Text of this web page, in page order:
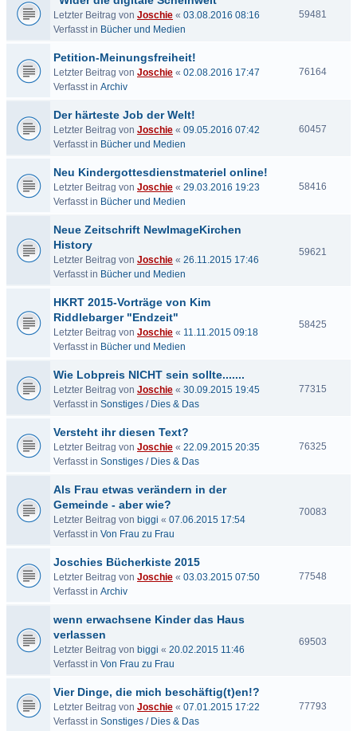
Letzter Beitrag von Joschie « 03.08.2016 08:16
Verfasst in Bücher und Medien
59481
Petition-Meinungsfreiheit!
Letzter Beitrag von Joschie « 02.08.2016 17:47
Verfasst in Archiv
76164
Der härteste Job der Welt!
Letzter Beitrag von Joschie « 09.05.2016 07:42
Verfasst in Bücher und Medien
60457
Neu Kindergottesdienstmateriel online!
Letzter Beitrag von Joschie « 29.03.2016 19:23
Verfasst in Bücher und Medien
58416
Neue Zeitschrift NewImageKirchen
History
Letzter Beitrag von Joschie « 26.11.2015 17:46
Verfasst in Bücher und Medien
59621
HKRT 2015-Vorträge von Kim
Riddlebarger "Endzeit"
Letzter Beitrag von Joschie « 11.11.2015 09:18
Verfasst in Bücher und Medien
58425
Wie Lobpreis NICHT sein sollte.......
Letzter Beitrag von Joschie « 30.09.2015 19:45
Verfasst in Sonstiges / Dies & Das
77315
Versteht ihr diesen Text?
Letzter Beitrag von Joschie « 22.09.2015 20:35
Verfasst in Sonstiges / Dies & Das
76325
Als Frau etwas verändern in der
Gemeinde - aber wie?
Letzter Beitrag von biggi « 07.06.2015 17:54
Verfasst in Von Frau zu Frau
70083
Joschies Bücherkiste 2015
Letzter Beitrag von Joschie « 03.03.2015 07:50
Verfasst in Archiv
77548
wenn erwachsene Kinder das Haus
verlassen
Letzter Beitrag von biggi « 20.02.2015 11:46
Verfasst in Von Frau zu Frau
69503
Vier Dinge, die mich beschäftig(t)en!?
Letzter Beitrag von Joschie « 07.01.2015 17:22
Verfasst in Sonstiges / Dies & Das
77793